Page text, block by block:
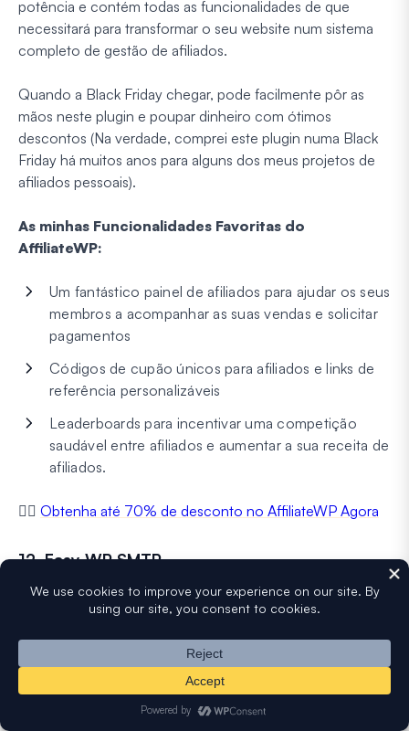
potência e contém todas as funcionalidades de que
necessitará para transformar o seu website num sistema
completo de gestão de afiliados.
Quando a Black Friday chegar, pode facilmente pôr as
mãos neste plugin e poupar dinheiro com ótimos
descontos (Na verdade, comprei este plugin numa Black
Friday há muitos anos para alguns dos meus projetos de
afiliados pessoais).
As minhas Funcionalidades Favoritas do
AffiliateWP:
Um fantástico painel de afiliados para ajudar os seus
membros a acompanhar as suas vendas e solicitar
pagamentos
Códigos de cupão únicos para afiliados e links de
referência personalizáveis
Leaderboards para incentivar uma competição
saudável entre afiliados e aumentar a sua receita de
afiliados.
👉🏼 Obtenha até 70% de desconto no AffiliateWP Agora
12. Easy WP SMTP